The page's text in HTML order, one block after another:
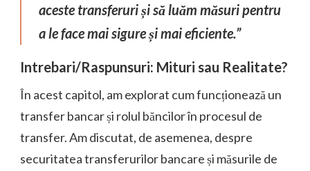
aceste transferuri și să luăm măsuri pentru
a le face mai sigure și mai eficiente.”
Intrebari/Raspunsuri: Mituri sau Realitate?
În acest capitol, am explorat cum funcționează un
transfer bancar și rolul băncilor în procesul de
transfer. Am discutat, de asemenea, despre
securitatea transferurilor bancare și măsurile de